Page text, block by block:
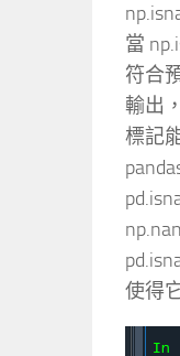
當
符合
輸出
標記
使得